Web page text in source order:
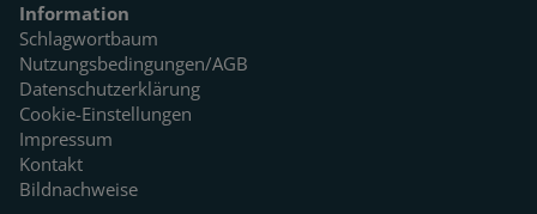
Information
Schlagwortbaum
Nutzungsbedingungen/AGB
Datenschutzerklärung
Cookie-Einstellungen
Impressum
Kontakt
Bildnachweise